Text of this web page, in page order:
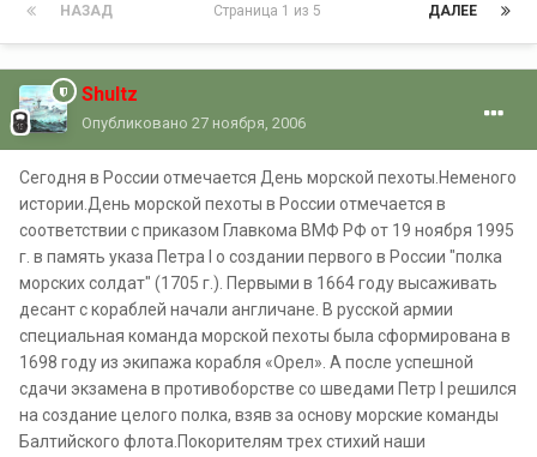
НАЗАД ДАЛЕЕ
Страница 1 из 5
Shultz
Опубликовано 27 ноября, 2006
Сегодня в России отмечается День морской пехоты.Неменого
истории.День морской пехоты в России отмечается в
соответствии с приказом Главкома ВМФ РФ от 19 ноября 1995
г. в память указа Петра I о создании первого в России "полка
морских солдат" (1705 г.). Первыми в 1664 году высаживать
десант с кораблей начали англичане. В русской армии
специальная команда морской пехоты была сформирована в
1698 году из экипажа корабля «Орел». А после успешной
сдачи экзамена в противоборстве со шведами Петр I решился
на создание целого полка, взяв за основу морские команды
Балтийского флота.Покорителям трех стихий наши